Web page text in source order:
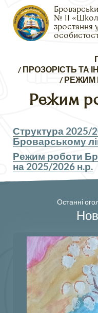
№ 11
зростання
навіґації
ПРОЗОРІСТЬ ТА
РЕЖИМ
Режим
Структура 2025/
Броварському
Режим роботи
на 2025/2026 н.р.
Останні